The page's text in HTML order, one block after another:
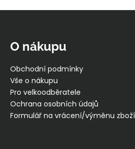
O nákupu
Obchodní podmínky
Vše o nákupu
Pro velkoodběratele
Ochrana osobních údajů
Formulář na vrácení/výměnu zboží